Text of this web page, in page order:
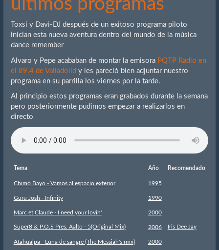
últimos programas
Toxsi y Davi-DJ después de un exitoso programa piloto
inician esta nueva aventura dentro del mundo de la música
dance remember
Alvaro y Pepe acababan de montar la emisora PQTP Radio en
el 89.4 de Valladolid y les pareció bien adjuntar nuestro
programa en su parrilla los viernes por la tarde.
Al principio estos programas eran grabados durante la semana
pero posteriormente pudimos empezar a realizarlos en
directo
Tema Año Recomendado
Chimo Bayo - Vamos al espacio exterior 1995
Guru Josh - Infinity 1990
Marc et Claude - I need your lovin' 2000
Super8 & P.O.S Pres. Aalto - 5(Original Mix) 2006 Iris Dee Jay
Atahualpa - Luna de sangre (The Messiah's rmx) 2000